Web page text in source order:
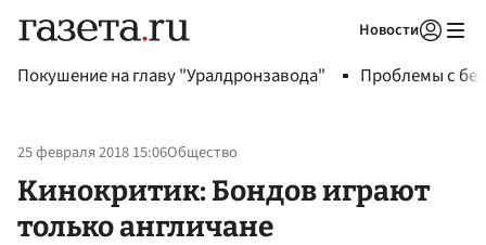
Новости
Покушение на главу "Уралдронзавода" Проблемы с
25 февраля 2018 15:06Общество
Кинокритик: Бондов играют
только англичане